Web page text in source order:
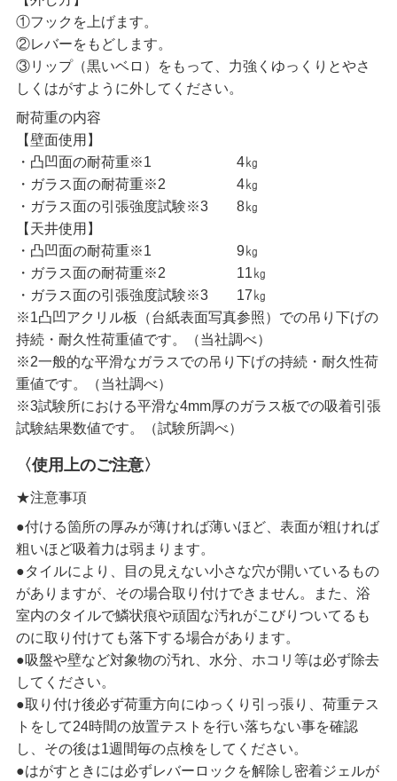
①フックを上げます。
②レバーをもどします。
③リップ（黒いベロ）をもって、力強くゆっくりとやさ
しくはがすように外してください。
耐荷重の内容
【壁面使用】
・凸凹面の耐荷重※1 4㎏
・ガラス面の耐荷重※2 4㎏
・ガラス面の引張強度試験※3 8㎏
【天井使用】
・凸凹面の耐荷重※1 9㎏
・ガラス面の耐荷重※2 11㎏
・ガラス面の引張強度試験※3 17㎏
※1凸凹アクリル板（台紙表面写真参照）での吊り下げの
持続・耐久性荷重値です。（当社調べ）
※2一般的な平滑なガラスでの吊り下げの持続・耐久性荷
重値です。（当社調べ）
※3試験所における平滑な4mm厚のガラス板での吸着引張
試験結果数値です。（試験所調べ）
〈使用上のご注意〉
★注意事項
●付ける箇所の厚みが薄ければ薄いほど、表面が粗ければ
粗いほど吸着力は弱まります。
●タイルにより、目の見えない小さな穴が開いているもの
がありますが、その場合取り付けできません。また、浴
室内のタイルで鱗状痕や頑固な汚れがこびりついてるも
のに取り付けても落下する場合があります。
●吸盤や壁など対象物の汚れ、水分、ホコリ等は必ず除去
してください。
●取り付け後必ず荷重方向にゆっくり引っ張り、荷重テス
トをして24時間の放置テストを行い落ちない事を確認
し、その後は1週間毎の点検をしてください。
●はがすときには必ずレバーロックを解除し密着ジェルが